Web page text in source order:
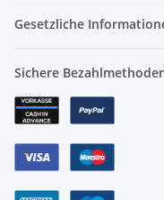
Gesetzliche
Sichere